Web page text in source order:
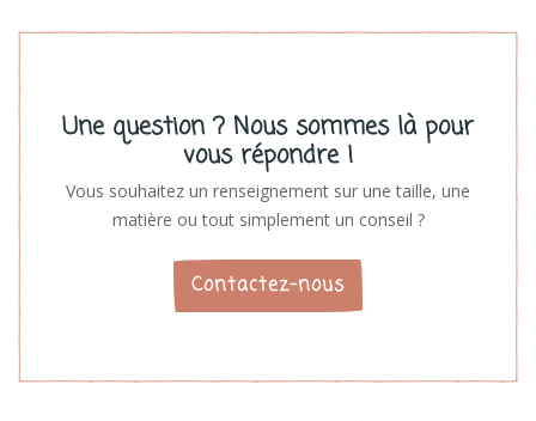
Une question ? Nous sommes là pour
vous répondre !
Vous souhaitez un renseignement sur une taille, une
matière ou tout simplement un conseil ?
Contactez-nous